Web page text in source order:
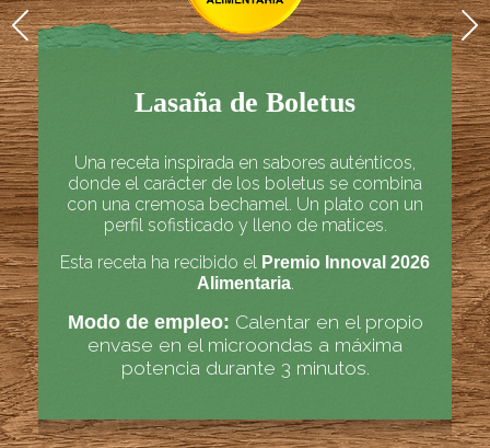
Lasaña de Boletus
Una receta inspirada en sabores auténticos,
donde el carácter de los boletus se combina
con una cremosa bechamel. Un plato con un
perfil sofisticado y lleno de matices.
Esta receta ha recibido el Premio Innoval 2026
Alimentaria.
Modo de empleo: Calentar en el propio
envase en el microondas a máxima
potencia durante 3 minutos.